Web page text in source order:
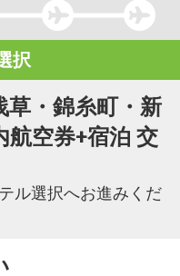
択
草・錦糸町・新
航空券+宿泊 交
ル選択へお進みくだ